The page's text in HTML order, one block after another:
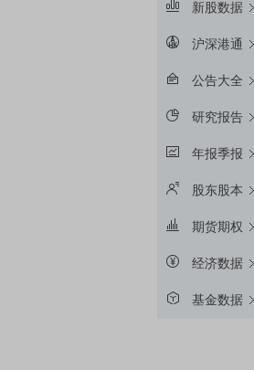
新股数据
沪深港通
公告大全
研究报告
年报季报
股东股本
期货期权
经济数据
基金数据